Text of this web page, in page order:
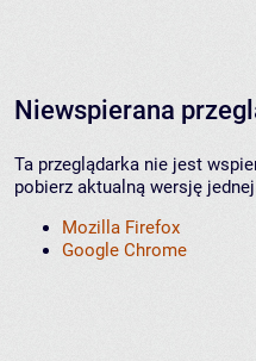
Niewspierana
Ta przeglądarka nie jest
pobierz aktualną wersję
Mozilla Firefox
Google Chrome